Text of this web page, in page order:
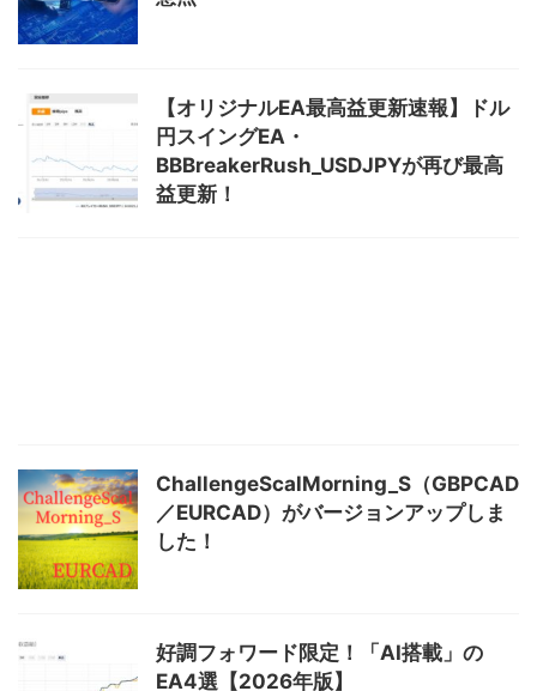
【オリジナルEA最高益更新速報】ドル
円スイングEA・
BBBreakerRush_USDJPYが再び最高
益更新！
ChallengeScalMorning_S（GBPCAD
／EURCAD）がバージョンアップしま
した！
好調フォワード限定！「AI搭載」の
EA4選【2026年版】